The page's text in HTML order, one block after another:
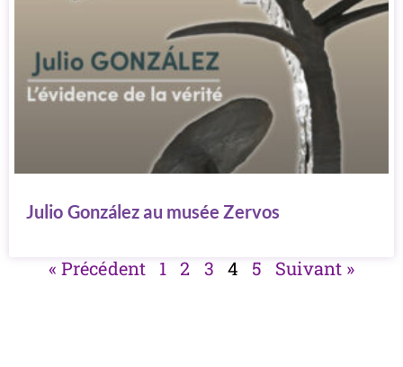
Julio González au musée Zervos
« Précédent 1 2 3 4 5 Suivant »